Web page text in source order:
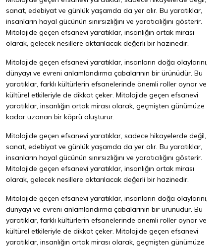
sanat, edebiyat ve günlük yaşamda da yer alır. Bu yaratıklar,
insanların hayal gücünün sınırsızlığını ve yaratıcılığını gösterir.
Mitolojide geçen efsanevi yaratıklar, insanlığın ortak mirası
olarak, gelecek nesillere aktarılacak değerli bir hazinedir.
Mitolojide geçen efsanevi yaratıklar, insanların doğa olaylarını,
dünyayı ve evreni anlamlandırma çabalarının bir ürünüdür. Bu
yaratıklar, farklı kültürlerin efsanelerinde önemli roller oynar ve
kültürel etkileriyle de dikkat çeker. Mitolojide geçen efsanevi
yaratıklar, insanlığın ortak mirası olarak, geçmişten günümüze
kadar uzanan bir köprü oluşturur.
Mitolojide geçen efsanevi yaratıklar, sadece hikayelerde değil,
sanat, edebiyat ve günlük yaşamda da yer alır. Bu yaratıklar,
insanların hayal gücünün sınırsızlığını ve yaratıcılığını gösterir.
Mitolojide geçen efsanevi yaratıklar, insanlığın ortak mirası
olarak, gelecek nesillere aktarılacak değerli bir hazinedir.
Mitolojide geçen efsanevi yaratıklar, insanların doğa olaylarını,
dünyayı ve evreni anlamlandırma çabalarının bir ürünüdür. Bu
yaratıklar, farklı kültürlerin efsanelerinde önemli roller oynar ve
kültürel etkileriyle de dikkat çeker. Mitolojide geçen efsanevi
yaratıklar, insanlığın ortak mirası olarak, geçmişten günümüze